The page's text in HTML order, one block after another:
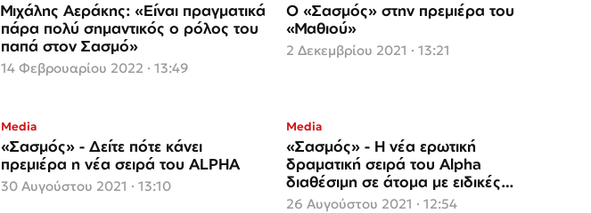
Μιχάλης Αεράκης: «Είναι πραγματικά
πάρα πολύ σημαντικός ο ρόλος του
παπά στον Σασμό»
14 Φεβρουαρίου 2022 · 13:49
Ο «Σασμός» στην πρεμιέρα του
«Μαθιού»
2 Δεκεμβρίου 2021 · 13:21
Media
«Σασμός» - Δείτε πότε κάνει
πρεμιέρα η νέα σειρά του ALPHA
30 Αυγούστου 2021 · 13:10
Media
«Σασμός» - Η νέα ερωτική
δραματική σειρά του Alpha
διαθέσιμη σε άτομα με ειδικές
ανάγκες
26 Αυγούστου 2021 · 12:54